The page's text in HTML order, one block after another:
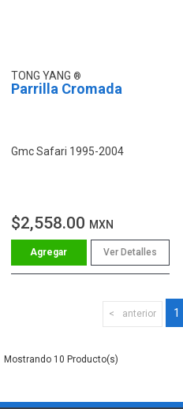
TONG YANG
Parrilla Cromada
Gmc Safari 1995-2004
$2,558.00 MXN
Ver Detalles
anterior 1
10